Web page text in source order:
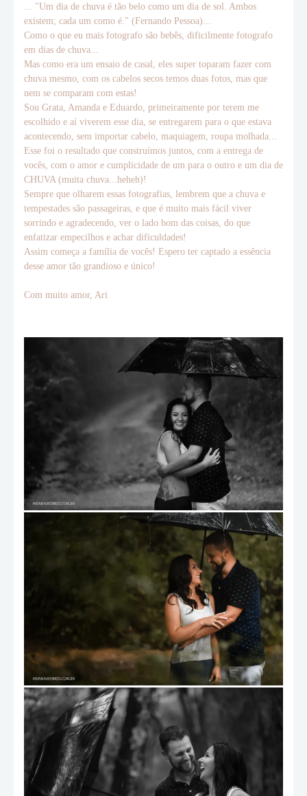
... "Um dia de chuva é tão belo como um dia de sol. Ambos
existem; cada um como é." (Fernando Pessoa)...
Como o que eu mais fotografo são bebês, dificilmente fotografo
em dias de chuva...
Mas como era um ensaio de casal, eles super toparam fazer com
chuva mesmo, com os cabelos secos temos duas fotos, mas que
nem se comparam com estas!
Sou Grata, Amanda e Eduardo, primeiramente por terem me
escolhido e aí viverem esse dia, se entregarem para o que estava
acontecendo, sem importar cabelo, maquiagem, roupa molhada...
Esse foi o resultado que construímos juntos, com a entrega de
vocês, com o amor e cumplicidade de um para o outro e um dia de
CHUVA (muita chuva...heheh)!
Sempre que olharem essas fotografias, lembrem que a chuva e
tempestades são passageiras, e que é muito mais fácil viver
sorrindo e agradecendo, ver o lado bom das coisas, do que
enfatizar empecilhos e achar dificuldades!
Assim começa a família de vocês! Espero ter captado a essência
desse amor tão grandioso e único!
Com muito amor, Ari